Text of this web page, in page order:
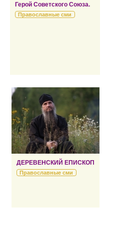
Герой Советского Союза.
Православные сми
ДЕРЕВЕНСКИЙ ЕПИСКОП
Православные сми